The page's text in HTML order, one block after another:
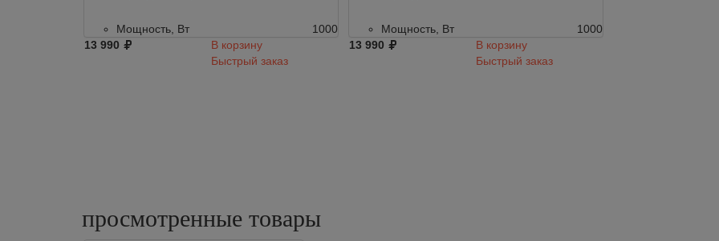
Мощность, Вт
1000
13 990
В корзину
Быстрый заказ
Мощность, Вт
1000
13 990
В корзину
Быстрый заказ
просмотренные товары